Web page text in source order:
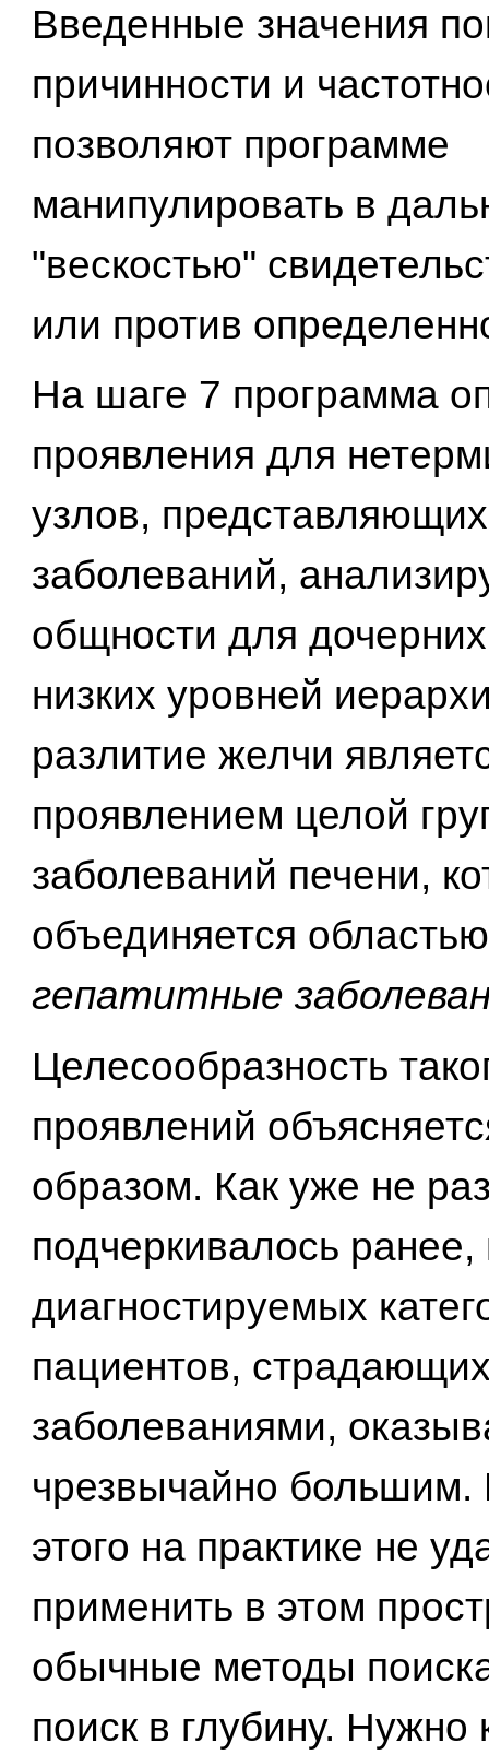
Введенные значения
причинности и
позволяют программе
манипулировать в
"вескостью"
или против
На шаге 7 программа
проявления для
узлов,
заболеваний,
общности для
низких уровней
разлитие желчи
проявлением целой
заболеваний печени,
объединяется областью
гепатитные
Целесообразность
проявлений
образом. Как уже не
подчеркивалось ранее,
диагностируемых
пациентов,
заболеваниями,
чрезвычайно большим.
этого на практике не
применить в этом
обычные методы
поиск в глубину. Нужно